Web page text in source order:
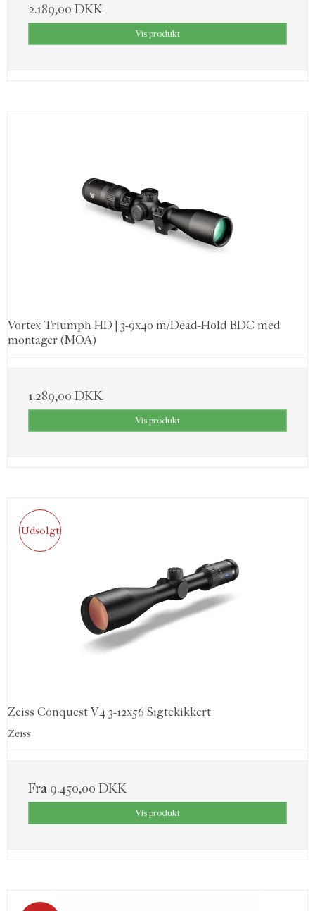
2.189,00 DKK
Vis produkt
Vortex Triumph HD | 3-9x40 m/Dead-Hold BDC med
montager (MOA)
1.289,00 DKK
Vis produkt
Udsolgt
Zeiss Conquest V4 3-12x56 Sigtekikkert
Zeiss
Fra 9.450,00 DKK
Vis produkt